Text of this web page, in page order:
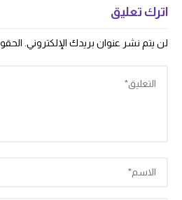
اترك تعليق
لن يتم نشر عنوان بريدك الإلكتروني.